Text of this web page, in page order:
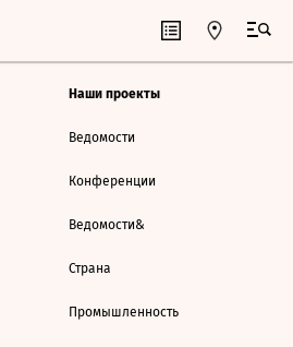
Наши проекты
Ведомости
Конференции
Ведомости&
Страна
Промышленность